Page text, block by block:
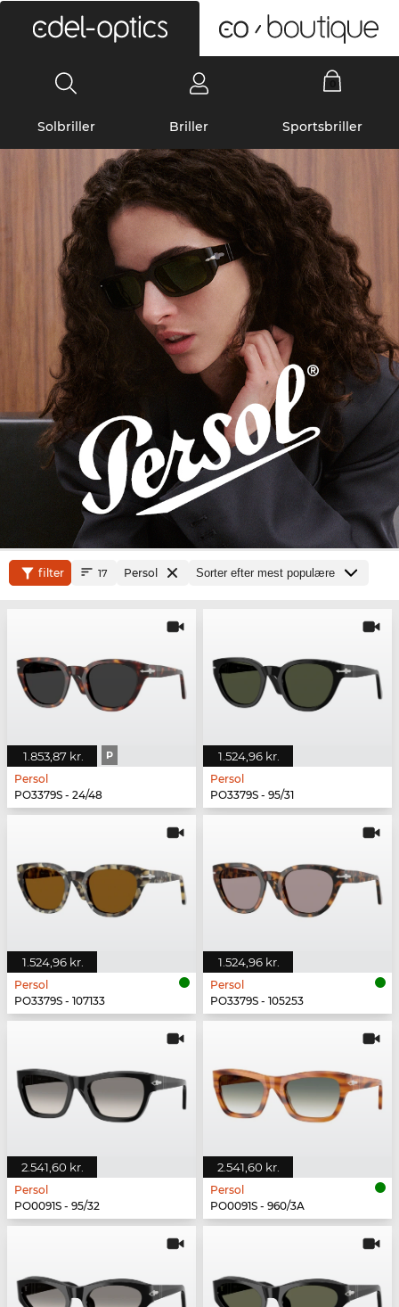
Solbriller Briller Sportsbriller
filter 17 Persol
1.853,87 kr. P
Persol
PO3379S - 24/48
1.524,96 kr.
Persol
PO3379S - 95/31
1.524,96 kr.
Persol
PO3379S - 107133
1.524,96 kr.
Persol
PO3379S - 105253
2.541,60 kr.
Persol
PO0091S - 95/32
2.541,60 kr.
Persol
PO0091S - 960/3A